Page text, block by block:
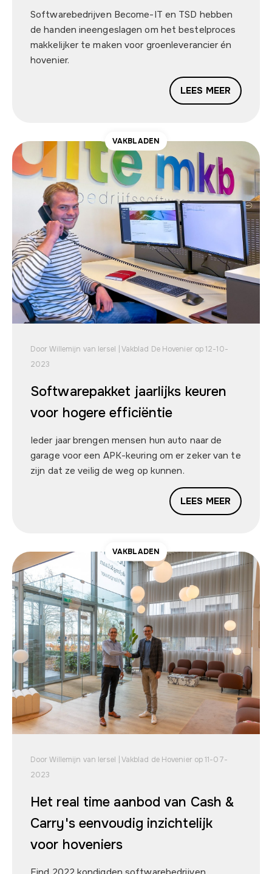
Softwarebedrijven Become-IT en TSD hebben
de handen ineengeslagen om het bestelproces
makkelijker te maken voor groenleverancier én
hovenier.
LEES MEER
VAKBLADEN
Door Willemijn van Iersel | Vakblad De Hovenier op 12-10-
2023
Softwarepakket jaarlijks keuren
voor hogere efficiëntie
Ieder jaar brengen mensen hun auto naar de
garage voor een APK-keuring om er zeker van te
zijn dat ze veilig de weg op kunnen.
LEES MEER
VAKBLADEN
Door Willemijn van Iersel | Vakblad de Hovenier op 11-07-
2023
Het real time aanbod van Cash &
Carry's eenvoudig inzichtelijk
voor hoveniers